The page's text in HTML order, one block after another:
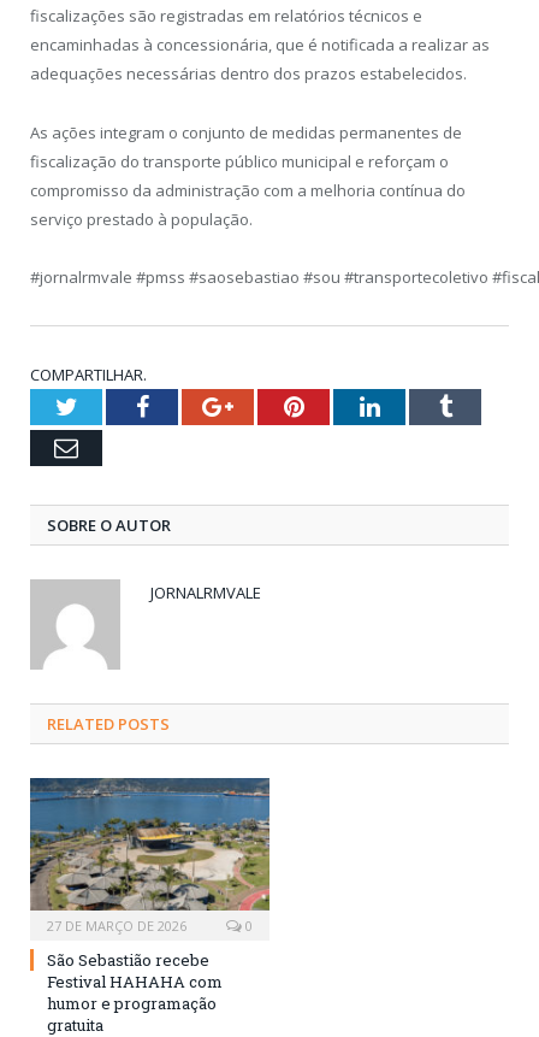
fiscalizações são registradas em relatórios técnicos e
encaminhadas à concessionária, que é notificada a realizar as
adequações necessárias dentro dos prazos estabelecidos.
As ações integram o conjunto de medidas permanentes de
fiscalização do transporte público municipal e reforçam o
compromisso da administração com a melhoria contínua do
serviço prestado à população.
#jornalrmvale #pmss #saosebastiao #sou #transportecoletivo
COMPARTILHAR.
TwitterFacebookGoogle+PinterestLinkedInTumblr
Email
SOBRE O AUTOR
JORNALRMVALE
RELATED POSTS
27 DE MARÇO DE 2026 0
São Sebastião recebe
Festival HAHAHA com
humor e programação
gratuita